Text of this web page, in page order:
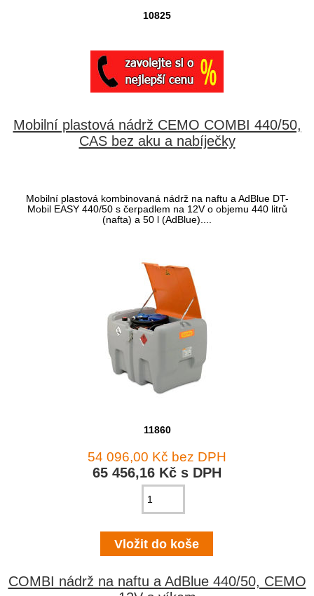
10825
Mobilní plastová nádrž CEMO COMBI 440/50,
CAS bez aku a nabíječky
Mobilní plastová kombinovaná nádrž na naftu a AdBlue DT-
Mobil EASY 440/50 s čerpadlem na 12V o objemu 440 litrů
(nafta) a 50 l (AdBlue)....
11860
54 096,00 Kč bez DPH
65 456,16 Kč s DPH
COMBI nádrž na naftu a AdBlue 440/50, CEMO